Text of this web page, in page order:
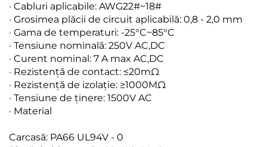
· Cabluri aplicabile: AWG22#~18#
· Grosimea plăcii de circuit aplicabilă: 0,8 - 2,0 mm
· Gama de temperaturi: -25°C~85°C
· Tensiune nominală: 250V AC,DC
· Curent nominal: 7 A max AC,DC
· Rezistență de contact: ≤20mΩ
· Rezistență de izolație: ≥1000MΩ
· Tensiune de ținere: 1500V AC
· Material
Carcasă: PA66 UL94V - 0